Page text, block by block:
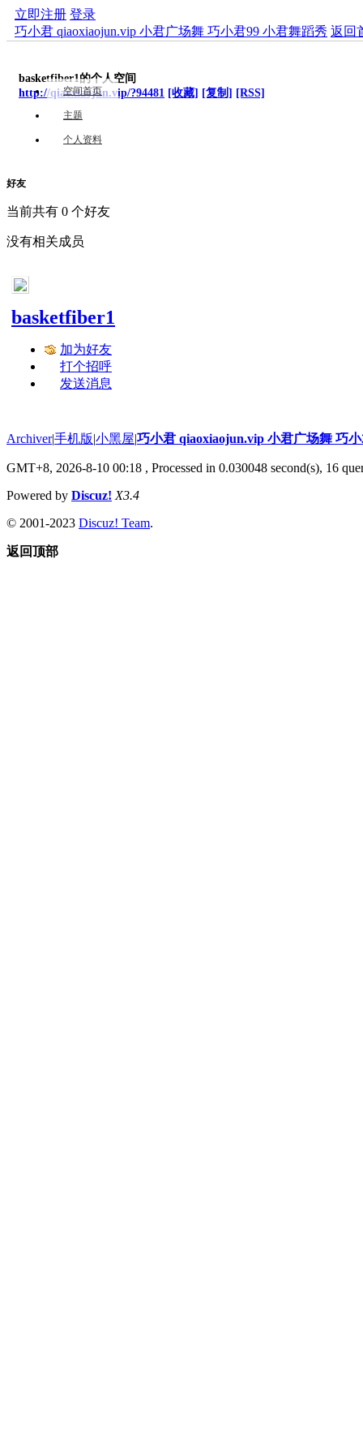
立即注册 登录
巧小君 qiaoxiaojun.vip 小君广场舞 巧小君99 小君舞蹈秀 返回
basketfiber1的个人空间
http://qiaoxiaojun.vip/?94481 [收藏] [复制] [RSS]
空间首页
主题
个人资料
好友
当前共有 0 个好友
没有相关成员
basketfiber1
加为好友
打个招呼
发送消息
Archiver|手机版|小黑屋|巧小君 qiaoxiaojun.vip 小君广场舞 巧
GMT+8, 2026-8-10 00:18 , Processed in 0.030048 second(s), 16
Powered by Discuz! X3.4
© 2001-2023 Discuz! Team.
返回顶部